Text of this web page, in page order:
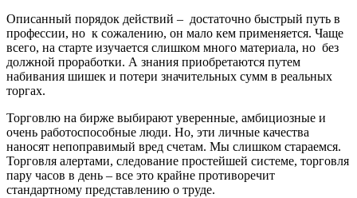
Описанный порядок действий – достаточно быстрый путь в
профессии, но к сожалению, он мало кем применяется. Чаще
всего, на старте изучается слишком много материала, но без
должной проработки. А знания приобретаются путем
набивания шишек и потери значительных сумм в реальных
торгах.
Торговлю на бирже выбирают уверенные, амбициозные и
очень работоспособные люди. Но, эти личные качества
наносят непоправимый вред счетам. Мы слишком стараемся.
Торговля алертами, следование простейшей системе, торговля
пару часов в день – все это крайне противоречит
стандартному представлению о труде.